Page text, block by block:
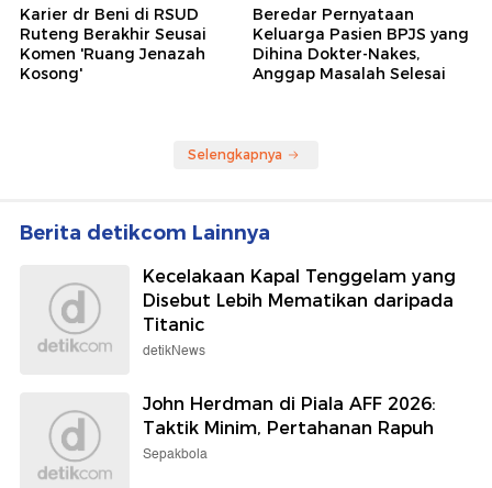
Karier dr Beni di RSUD
Ruteng Berakhir Seusai
Komen 'Ruang Jenazah
Kosong'
Beredar Pernyataan
Keluarga Pasien BPJS yang
Dihina Dokter-Nakes,
Anggap Masalah Selesai
Selengkapnya
Berita detikcom Lainnya
Kecelakaan Kapal Tenggelam yang
Disebut Lebih Mematikan daripada
Titanic
detikNews
John Herdman di Piala AFF 2026:
Taktik Minim, Pertahanan Rapuh
Sepakbola